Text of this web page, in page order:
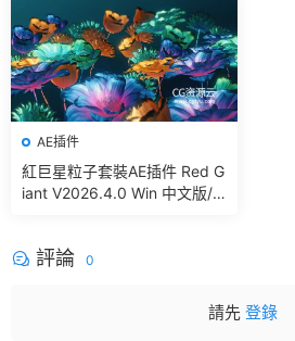
AE插件
紅巨星粒子套裝AE插件 Red G
iant V2026.4.0 Win 中文版/
評論 0
請先 登錄